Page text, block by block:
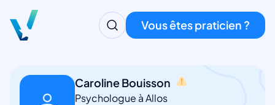
Vous êtes praticien ?
Caroline Bouisson
Psychologue à Allos